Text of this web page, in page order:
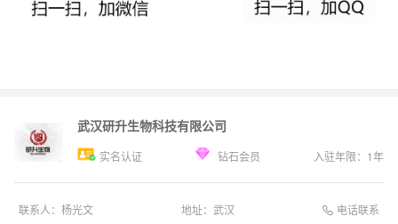
武汉研升生物科技有限公司
实名认证 钻石会员 入驻年限： 1年
联系人： 杨光文 地址： 武汉 电话联系